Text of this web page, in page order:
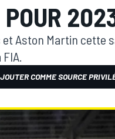
Aston Martin cette
COMME SOURCE